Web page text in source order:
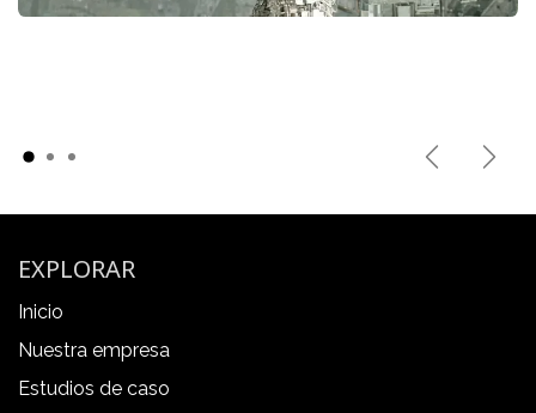
PreviousNext
EXPLORAR
Inicio
Nuestra empresa
Estudios de caso